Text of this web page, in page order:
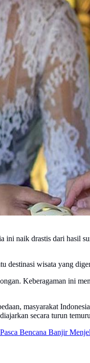
ini naik drastis dari hasil
destinasi wisata yang
Keberagaman ini
masyarakat
secara turun
Bencana Banjir